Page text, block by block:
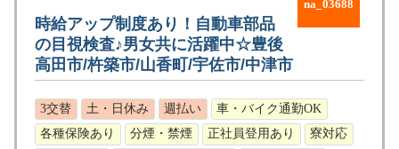
ブログ
na_03688
時給アップ制度あり！自動車部品
の目視検査♪男女共に活躍中☆豊後
高田市/杵築市/山香町/宇佐市/中津市
3交替 土・日休み 週払い
車・バイク通勤OK
各種保険あり
分煙・禁煙 正社員登用あり
寮対応